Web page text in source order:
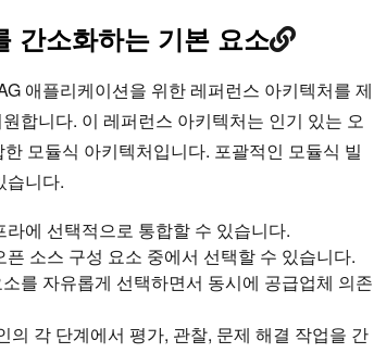
간소화하는 기본 요소
애플리케이션을 위한 레퍼런스 아키텍처를 제
합니다. 이 레퍼런스 아키텍처는 인기 있는 오
모듈식 아키텍처입니다. 포괄적인 모듈식 빌
습니다.
에 선택적으로 통합할 수 있습니다.
소스 구성 요소 중에서 선택할 수 있습니다.
를 자유롭게 선택하면서 동시에 공급업체 의존
각 단계에서 평가, 관찰, 문제 해결 작업을 간